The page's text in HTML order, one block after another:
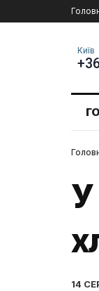
Київ
У
14